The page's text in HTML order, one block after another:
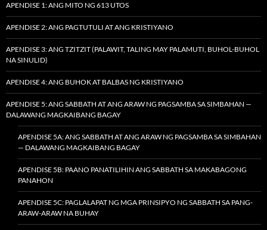
APENDISE 1: ANG MITO NG 613 UTOS
APENDISE 2: ANG PAGTUTULI AT ANG KRISTIYANO
APENDISE 3: ANG TZITZIT (PALAWIT, TALING MAY PALAMUTI, BUHOL-BUHOL
NA SINULID)
APENDISE 4: ANG BUHOK AT BALBAS NG KRISTIYANO
APENDISE 5: ANG SABBATH AT ANG ARAW NG PAGSAMBA SA SIMBAHAN —
DALAWANG MAGKAIBANG BAGAY
APENDISE 5A: ANG SABBATH AT ANG ARAW NG PAGSAMBA SA SIMBAHAN
— DALAWANG MAGKAIBANG BAGAY
APENDISE 5B: PAANO PANATILIHIN ANG SABBATH SA MAKABAGONG
PANAHON
APENDISE 5C: PAGLALAPAT NG MGA PRINSIPYO NG SABBATH SA PANG-
ARAW-ARAW NA BUHAY